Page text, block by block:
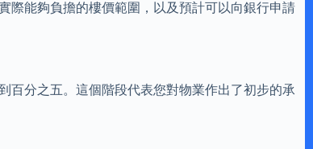
際能夠負擔的樓價範圍，以及預計可以向銀行申請
百分之五。這個階段代表您對物業作出了初步的承